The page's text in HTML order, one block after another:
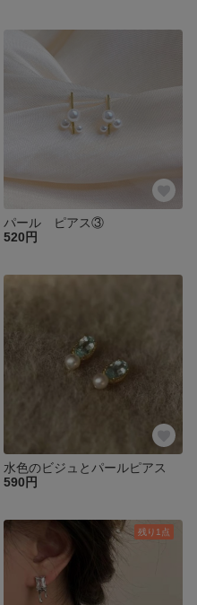
パール ピアス③
520円
水色のビジュとパールピアス
590円
残り1点